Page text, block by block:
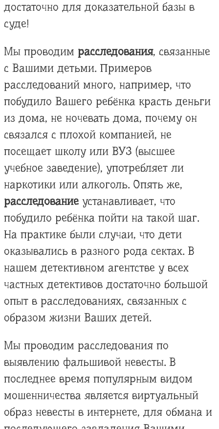
достаточно для доказательной базы в
суде!
Мы проводим расследования, связанные
с Вашими детьми. Примеров
расследований много, например, что
побудило Вашего ребёнка красть деньги
из дома, не ночевать дома, почему он
связался с плохой компанией, не
посещает школу или ВУЗ (высшее
учебное заведение), употребляет ли
наркотики или алкоголь. Опять же,
расследование устанавливает, что
побудило ребёнка пойти на такой шаг.
На практике были случаи, что дети
оказывались в разного рода сектах. В
нашем детективном агентстве у всех
частных детективов достаточно большой
опыт в расследованиях, связанных с
образом жизни Ваших детей.
Мы проводим расследования по
выявлению фальшивой невесты. В
последнее время популярным видом
мошенничества является виртуальный
образ невесты в интернете, для обмана и